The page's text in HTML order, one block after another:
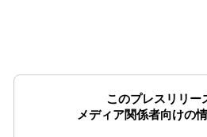
このプレスリリー
メディア関係者向けの